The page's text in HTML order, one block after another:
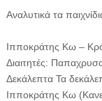
Αναλυτικά τα
Ιπποκράτης Κω –
Διαιτητές:
Δεκάλεπτα Τα
Ιπποκράτης Κω